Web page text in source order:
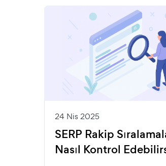
24 Nis 2025
SERP Rakip
Nasıl Kontrol